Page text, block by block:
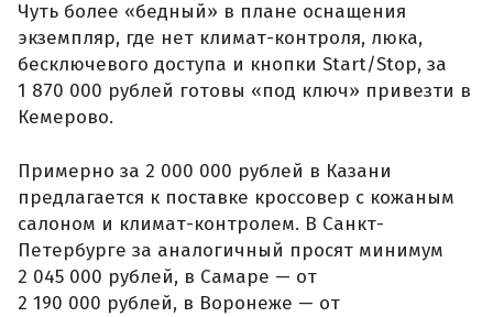
Чуть более «бедный» в плане оснащения
экземпляр, где нет климат-контроля, люка,
бесключевого доступа и кнопки Start/Stop, за
1 870 000 рублей готовы «под ключ» привезти в
Кемерово.
Примерно за 2 000 000 рублей в Казани
предлагается к поставке кроссовер с кожаным
салоном и климат-контролем. В Санкт-
Петербурге за аналогичный просят минимум
2 045 000 рублей, в Самаре — от
2 190 000 рублей, в Воронеже — от